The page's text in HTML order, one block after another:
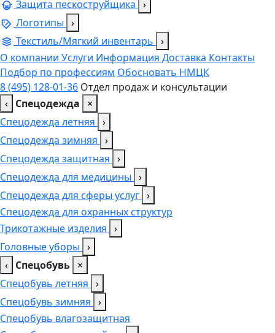
Защита пескоструйщика ›
Логотипы ›
Текстиль/Мягкий инвентарь ›
О компании Услуги Информация Доставка Контакты
Подбор по профессиям Обосновать НМЦК
8 (495) 128-01-36 Отдел продаж и консультации
‹ Спецодежда
×
Спецодежда летняя ›
Спецодежда зимняя ›
Спецодежда защитная ›
Спецодежда для медицины ›
Спецодежда для сферы услуг ›
Спецодежда для охранных структур
Трикотажные изделия ›
Головные уборы ›
‹ Спецобувь ×
Спецобувь летняя ›
Спецобувь зимняя ›
Спецобувь влагозащитная